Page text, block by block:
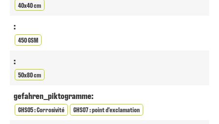
40x40 cm
:
450 GSM
:
50x80 cm
gefahren_piktogramme:
GHS05 : Corrosivité GHS07 : point d'exclamation